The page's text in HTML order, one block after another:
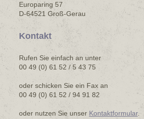
Europaring 57
D-64521 Groß-Gerau
Kontakt
Rufen Sie einfach an unter
00 49 (0) 61 52 / 5 43 75
oder schicken Sie ein Fax an
00 49 (0) 61 52 / 94 91 82
oder nutzen Sie unser Kontaktformular.